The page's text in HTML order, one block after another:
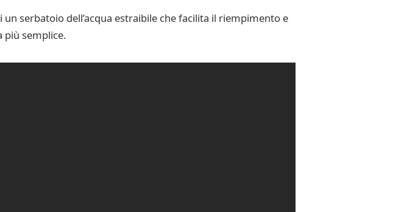
serbatoio dell’acqua estraibile che facilita il riempimento e
più semplice.